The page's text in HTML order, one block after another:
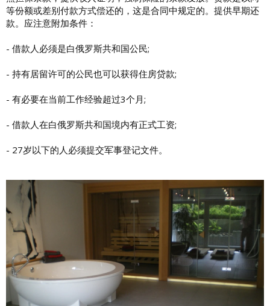
等份额或差别付款方式偿还的，这是合同中规定的。提供早期还
款。应注意附加条件：
- 借款人必须是白俄罗斯共和国公民;
- 持有居留许可的公民也可以获得住房贷款;
- 有必要在当前工作经验超过3个月;
- 借款人在白俄罗斯共和国境内有正式工资;
- 27岁以下的人必须提交军事登记文件。